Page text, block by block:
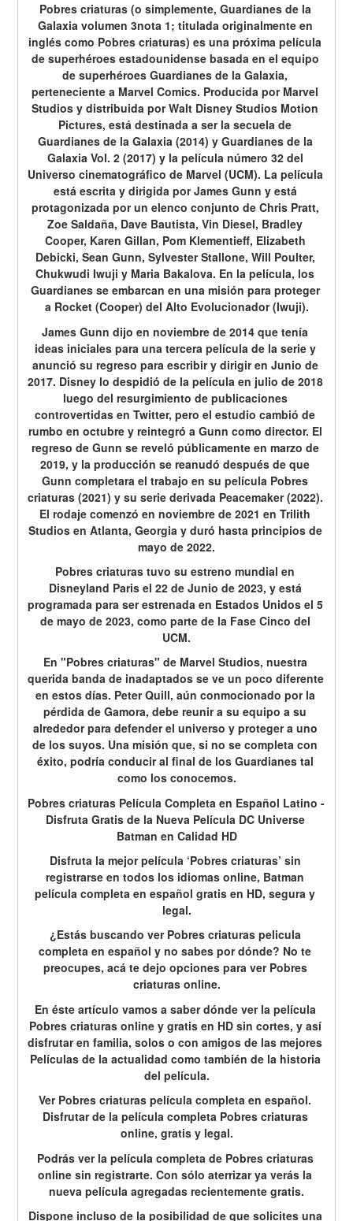
Pobres criaturas (o simplemente, Guardianes de la
Galaxia volumen 3nota 1; titulada originalmente en
inglés como Pobres criaturas) es una próxima película
de superhéroes estadounidense basada en el equipo
de superhéroes Guardianes de la Galaxia,
perteneciente a Marvel Comics. Producida por Marvel
Studios y distribuida por Walt Disney Studios Motion
Pictures, está destinada a ser la secuela de
Guardianes de la Galaxia (2014) y Guardianes de la
Galaxia Vol. 2 (2017) y la película número 32 del
Universo cinematográfico de Marvel (UCM). La película
está escrita y dirigida por James Gunn y está
protagonizada por un elenco conjunto de Chris Pratt,
Zoe Saldaña, Dave Bautista, Vin Diesel, Bradley
Cooper, Karen Gillan, Pom Klementieff, Elizabeth
Debicki, Sean Gunn, Sylvester Stallone, Will Poulter,
Chukwudi Iwuji y Maria Bakalova. En la película, los
Guardianes se embarcan en una misión para proteger
a Rocket (Cooper) del Alto Evolucionador (Iwuji).
James Gunn dijo en noviembre de 2014 que tenía
ideas iniciales para una tercera película de la serie y
anunció su regreso para escribir y dirigir en Junio de
2017. Disney lo despidió de la película en julio de 2018
luego del resurgimiento de publicaciones
controvertidas en Twitter, pero el estudio cambió de
rumbo en octubre y reintegró a Gunn como director. El
regreso de Gunn se reveló públicamente en marzo de
2019, y la producción se reanudó después de que
Gunn completara el trabajo en su película Pobres
criaturas (2021) y su serie derivada Peacemaker (2022).
El rodaje comenzó en noviembre de 2021 en Trilith
Studios en Atlanta, Georgia y duró hasta principios de
mayo de 2022.
Pobres criaturas tuvo su estreno mundial en
Disneyland Paris el 22 de Junio de 2023, y está
programada para ser estrenada en Estados Unidos el 5
de mayo de 2023, como parte de la Fase Cinco del
UCM.
En "Pobres criaturas" de Marvel Studios, nuestra
querida banda de inadaptados se ve un poco diferente
en estos días. Peter Quill, aún conmocionado por la
pérdida de Gamora, debe reunir a su equipo a su
alrededor para defender el universo y proteger a uno
de los suyos. Una misión que, si no se completa con
éxito, podría conducir al final de los Guardianes tal
como los conocemos.
Pobres criaturas Película Completa en Español Latino -
Disfruta Gratis de la Nueva Película DC Universe
Batman en Calidad HD
Disfruta la mejor película ‘Pobres criaturas’ sin
registrarse en todos los idiomas online, Batman
película completa en español gratis en HD, segura y
legal.
¿Estás buscando ver Pobres criaturas pelicula
completa en español y no sabes por dónde? No te
preocupes, acá te dejo opciones para ver Pobres
criaturas online.
En éste artículo vamos a saber dónde ver la película
Pobres criaturas online y gratis en HD sin cortes, y así
disfrutar en familia, solos o con amigos de las mejores
Películas de la actualidad como también de la historia
del película.
Ver Pobres criaturas película completa en español.
Disfrutar de la película completa Pobres criaturas
online, gratis y legal.
Podrás ver la película completa de Pobres criaturas
online sin registrarte. Con sólo aterrizar ya verás la
nueva película agregadas recientemente gratis.
Dispone incluso de la posibilidad de que solicites una